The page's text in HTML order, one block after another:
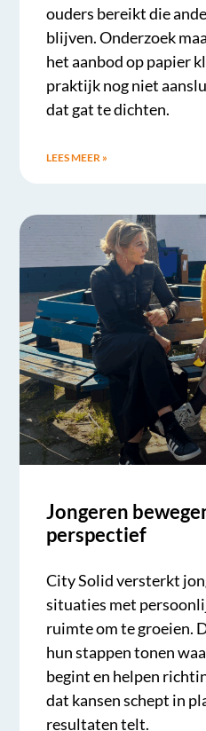
ouders bereikt die
blijven. Onderzoek
het aanbod op papier
praktijk nog niet
dat gat te dichten.
LEES MEER »
Jongeren
perspectief
City Solid versterkt
situaties met
ruimte om te groeien.
hun stappen tonen
begint en helpen
dat kansen schept in
resultaten telt.